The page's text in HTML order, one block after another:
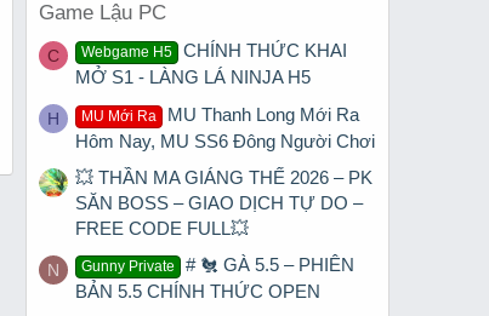
Game Lậu PC
C Webgame H5
CHÍNH THỨC KHAI
MỞ S1 - LÀNG LÁ NINJA H5
H MU Mới Ra
MU Thanh Long Mới Ra
Hôm Nay, MU SS6 Đông Người Chơi
💥 THẦN MA GIÁNG THẾ 2026 – PK
SĂN BOSS – GIAO DỊCH TỰ DO –
FREE CODE FULL💥
N Gunny Private
# 🐔 GÀ 5.5 – PHIÊN
BẢN 5.5 CHÍNH THỨC OPEN